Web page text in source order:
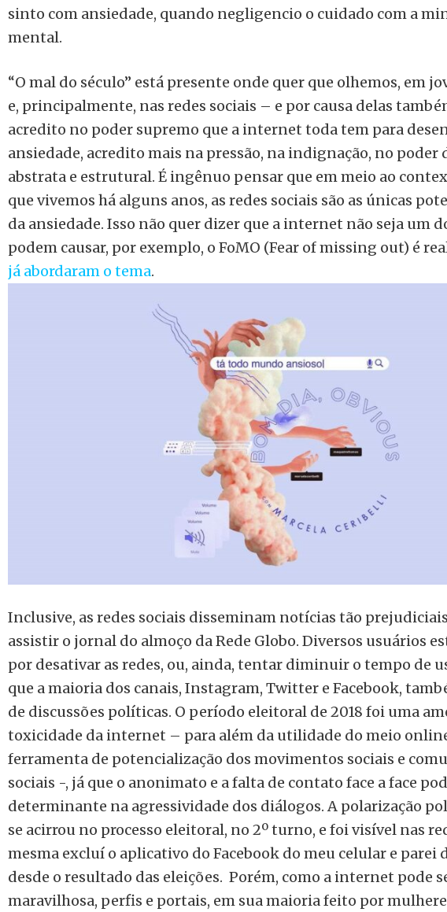
sinto com ansiedade, quando negligencio o cuidado com a
mental.
“O mal do século” está presente onde quer que olhemos, em
e, principalmente, nas redes sociais – e por causa delas
acredito no poder supremo que a internet toda tem para
ansiedade, acredito mais na pressão, na indignação, no poder
abstrata e estrutural. É ingênuo pensar que em meio ao
que vivemos há alguns anos, as redes sociais são as únicas
da ansiedade. Isso não quer dizer que a internet não seja um
podem causar, por exemplo, o FoMO (Fear of missing out) é
já abordaram o tema.
Inclusive, as redes sociais disseminam notícias tão
assistir o jornal do almoço da Rede Globo. Diversos usuários
por desativar as redes, ou, ainda, tentar diminuir o tempo de
que a maioria dos canais, Instagram, Twitter e Facebook,
de discussões políticas. O período eleitoral de 2018 foi uma
toxicidade da internet – para além da utilidade do meio
ferramenta de potencialização dos movimentos sociais e
sociais -, já que o anonimato e a falta de contato face a face
determinante na agressividade dos diálogos. A polarização
se acirrou no processo eleitoral, no 2º turno, e foi visível nas
mesma excluí o aplicativo do Facebook do meu celular e parei
desde o resultado das eleições. Porém, como a internet pode
maravilhosa, perfis e portais, em sua maioria feito por